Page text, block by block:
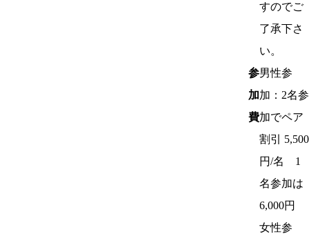
すのでご
了承下さ
い。
参
加
費
男性参
加：2名参
加でペア
割引 5,500
円/名 1
名参加は
6,000円
女性参